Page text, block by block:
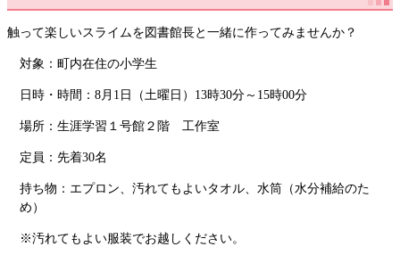
触って楽しいスライムを図書館長と一緒に作ってみませんか？
対象：町内在住の小学生
日時・時間：8月1日（土曜日）13時30分～15時00分
場所：生涯学習１号館２階 工作室
定員：先着30名
持ち物：エプロン、汚れてもよいタオル、水筒（水分補給のた
め）
※汚れてもよい服装でお越しください。